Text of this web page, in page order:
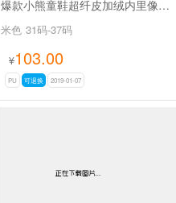
爆款小熊童鞋超纤皮加绒内里像胶大底百搭休闲童鞋SA121
米色 31码-37码
¥103.00
PU 可退换 2019-01-07